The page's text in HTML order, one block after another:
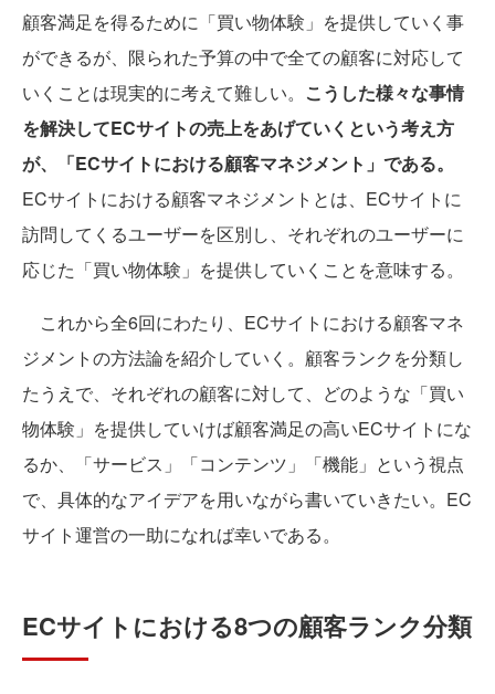
顧客満足を得るために「買い物体験」を提供していく事
ができるが、限られた予算の中で全ての顧客に対応して
いくことは現実的に考えて難しい。 こうした様々な事情
を解決してECサイトの売上をあげていくという考え方
が、「ECサイトにおける顧客マネジメント」である。
ECサイトにおける顧客マネジメントとは、ECサイトに
訪問してくるユーザーを区別し、それぞれのユーザーに
応じた「買い物体験」を提供していくことを意味する。
これから全6回にわたり、ECサイトにおける顧客マネ
ジメントの方法論を紹介していく。顧客ランクを分類し
たうえで、それぞれの顧客に対して、どのような「買い
物体験」を提供していけば顧客満足の高いECサイトにな
るか、「サービス」「コンテンツ」「機能」という視点
で、具体的なアイデアを用いながら書いていきたい。EC
サイト運営の一助になれば幸いである。
ECサイトにおける8つの顧客ランク分類